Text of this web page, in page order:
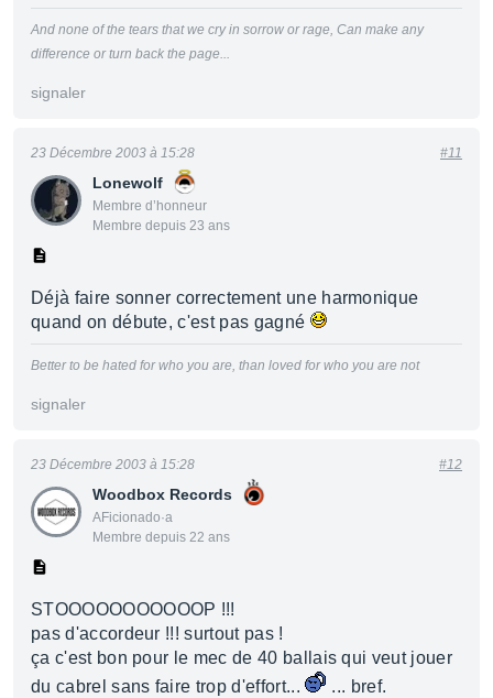
And none of the tears that we cry in sorrow or rage, Can make any
difference or turn back the page...
signaler
Lonewolf
Membre d’honneur
Membre depuis 23 ans
23 Décembre 2003 à 15:28 #11
Déjà faire sonner correctement une harmonique
quand on débute, c'est pas gagné
Better to be hated for who you are, than loved for who you are not
signaler
Woodbox Records
AFicionado·a
Membre depuis 22 ans
23 Décembre 2003 à 15:28 #12
STOOOOOOOOOOOP !!!
pas d'accordeur !!! surtout pas !
ça c'est bon pour le mec de 40 ballais qui veut jouer
du cabrel sans faire trop d'effort...
... bref.